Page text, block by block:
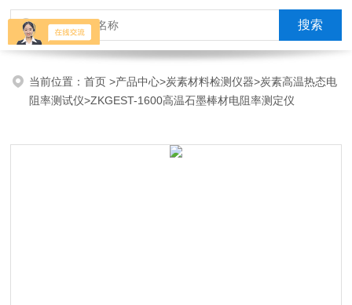
炭块热膨胀仪，炭块透气率仪，炭块二氧化碳反应测定仪
当前位置：首页>产品中心>炭素材料检测仪器>炭素高温热态电
阻率测试仪>ZKGEST-1600高温石墨棒材电阻率测定仪